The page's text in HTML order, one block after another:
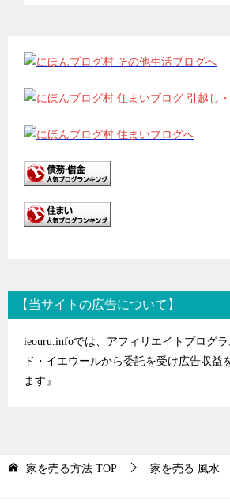
【当サイトの広告について】
ieouru.infoでは、アフィリエイトプログ
ド・イエウールから委託を受け広告収益
ます』
家を売る方法 TOP 家を売る 風水